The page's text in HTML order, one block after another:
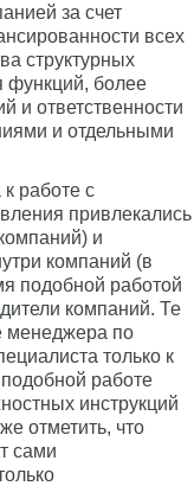
за счет
всех
структурных
функций, более
и ответственности
и отдельными
работе с
привлекались
и
компаний (в
подобной работой
компаний. Те
менеджера по
только к
работе
инструкций
отметить, что
сами